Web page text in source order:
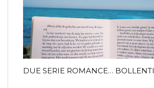
DUE SERIE ROMANCE… BOLLENTI